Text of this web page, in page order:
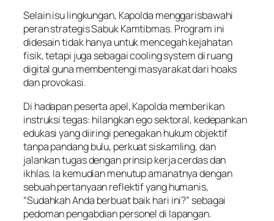
Selain isu lingkungan, Kapolda menggarisbawahi
peran strategis Sabuk Kamtibmas. Program ini
didesain tidak hanya untuk mencegah kejahatan
fisik, tetapi juga sebagai cooling system di ruang
digital guna membentengi masyarakat dari hoaks
dan provokasi.
Di hadapan peserta apel, Kapolda memberikan
instruksi tegas: hilangkan ego sektoral, kedepankan
edukasi yang diiringi penegakan hukum objektif
tanpa pandang bulu, perkuat siskamling, dan
jalankan tugas dengan prinsip kerja cerdas dan
ikhlas. Ia kemudian menutup amanatnya dengan
sebuah pertanyaan reflektif yang humanis,
“Sudahkah Anda berbuat baik hari ini?” sebagai
pedoman pengabdian personel di lapangan.